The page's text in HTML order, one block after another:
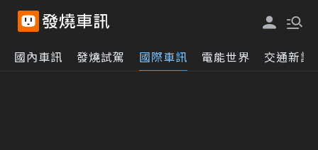
國內車訊 發燒試駕 國際車訊 電能世界 交通新訊